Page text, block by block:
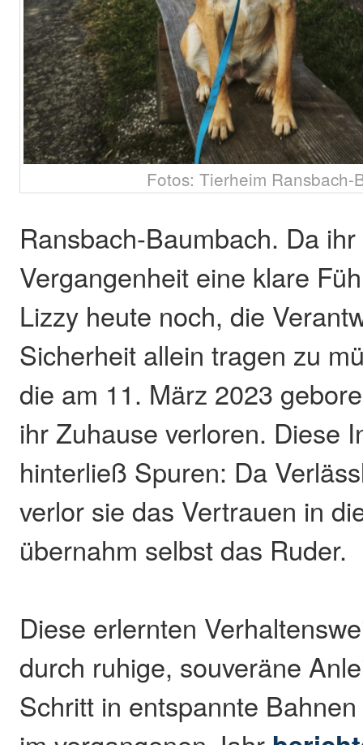
Fotos: Tierheim Ransbach-
Ransbach-Baumbach. Da
Vergangenheit eine klare
Lizzy heute noch, die
Sicherheit allein tragen zu
die am 11. März 2023
ihr Zuhause verloren. Diese
hinterließ Spuren: Da
verlor sie das Vertrauen in
übernahm selbst das Ruder.
Diese erlernten
durch ruhige, souveräne
Schritt in entspannte